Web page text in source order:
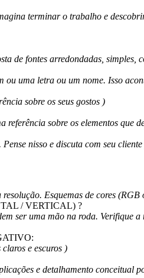
terminar o trabalho e
de fontes arredondadas, simples,
ou uma letra ou um nome. Isso
sobre os seus gostos )
referência sobre os elementos que
nisso e discuta com seu
Esquemas de cores
/ VERTICAL) ?
ser uma mão na roda.
e escuros )
e detalhamento conceitual